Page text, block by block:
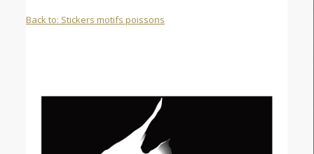
Back to: Stickers motifs poissons